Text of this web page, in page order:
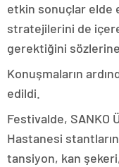
etkin sonuçlar elde
stratejilerini de
gerektiğini
Konuşmaların
edildi.
Festivalde, SANKO
Hastanesi
tansiyon, kan